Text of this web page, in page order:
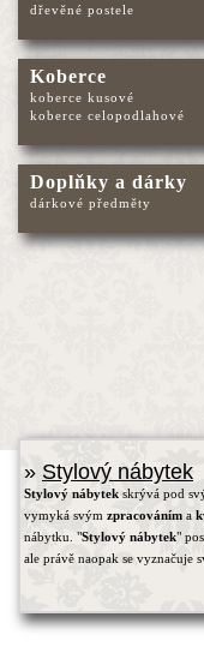
dřevěné postele
Koberce
koberce kusové
koberce celopodlahové
Doplňky a dárky
dárkové předměty
» Stylový nábytek
Stylový nábytek skrývá pod
vymyká svým zpracováním a
nábytku. "Stylový nábytek"
ale právě naopak se vyznačuje